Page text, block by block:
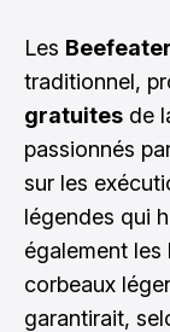
Les
traditionnel,
gratuites de
passionnés
sur les
légendes qui
également les
corbeaux
garantirait,